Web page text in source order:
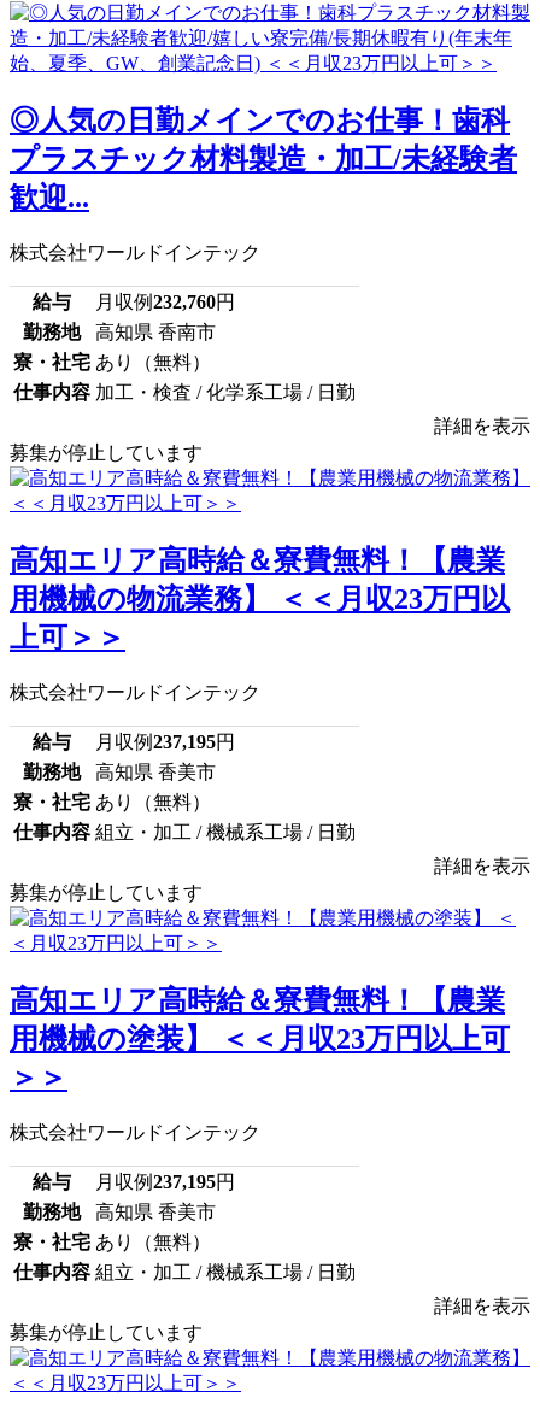
◎人気の日勤メインでのお仕事！歯科
プラスチック材料製造・加工/未経験者
歓迎...
株式会社ワールドインテック
給与 月収例232,760円
勤務地
高知県 香南市
寮・社宅 あり（無料）
仕事内容 加工・検査 / 化学系工場 / 日勤
詳細を表示
募集が停止しています
高知エリア高時給＆寮費無料！【農業
用機械の物流業務】 ＜＜月収23万円以
上可＞＞
株式会社ワールドインテック
給与 月収例237,195円
勤務地
高知県 香美市
寮・社宅 あり（無料）
仕事内容 組立・加工 / 機械系工場 / 日勤
詳細を表示
募集が停止しています
高知エリア高時給＆寮費無料！【農業
用機械の塗装】 ＜＜月収23万円以上可
＞＞
株式会社ワールドインテック
給与 月収例237,195円
勤務地
高知県 香美市
寮・社宅 あり（無料）
仕事内容 組立・加工 / 機械系工場 / 日勤
詳細を表示
募集が停止しています